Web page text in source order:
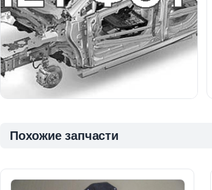
Похожие запчасти